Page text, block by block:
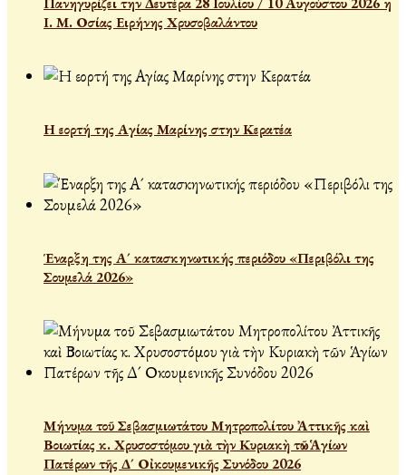
Ι. Μ. Οσίας Ειρήνης Χρυσοβαλάντου
Η εορτή της Αγίας Μαρίνης στην Κερατέα
Έναρξη της Α´ κατασκηνωτικής περιόδου «Περιβόλι της
Σουμελά 2026»
Μήνυμα τοῦ Σεβασμιωτάτου Μητροπολίτου Ἀττικῆς καὶ
Βοιωτίας κ. Χρυσοστόμου γιὰ τὴν Κυριακὴ τῶν Ἁγίων
Πατέρων τῆς Δ´ Οἰκουμενικῆς Συνόδου 2026